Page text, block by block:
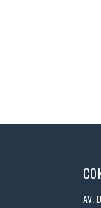
AV.